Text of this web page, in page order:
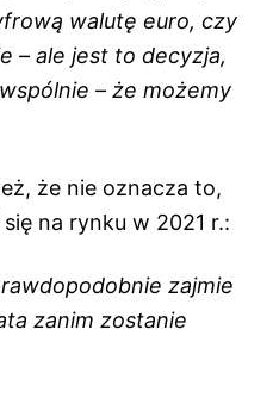
walutę euro, czy
– ale jest to decyzja,
– że możemy
że nie oznacza to,
na rynku w 2021 r.:
zajmie
zanim zostanie